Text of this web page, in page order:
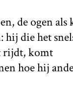
de ogen als
die het
rijdt, komt
hoe hij